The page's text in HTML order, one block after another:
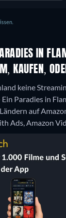
IN
KAUFEN,
keine
Paradies in
auf
Ads, Amazon